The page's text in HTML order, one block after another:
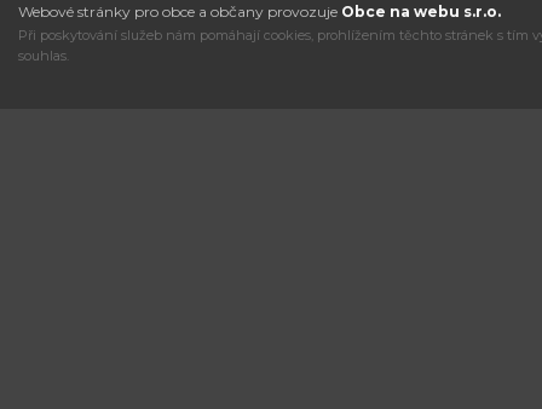
Webové stránky pro obce a občany provozuje Obce na webu s.r.o.
Při poskytování služeb nám pomáhají cookies, prohlížením těchto stránek s tím
souhlas.